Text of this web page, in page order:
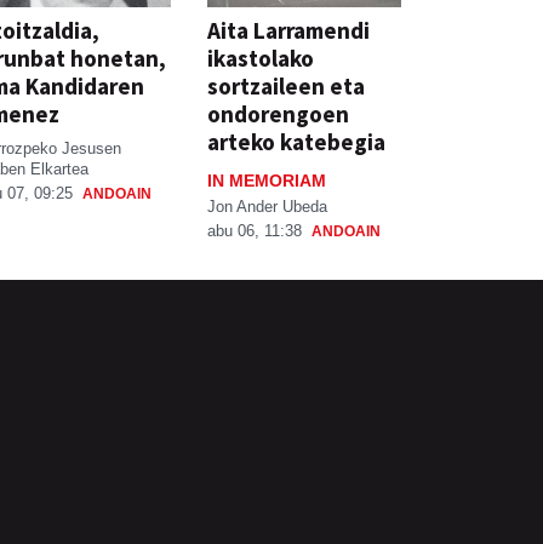
honetan,
Kandidaren
Jesusen
Elkartea
07, 09:25 ANDOAIN
Aita Larramendi
ikastolako
sortzaileen eta
ondorengoen
arteko katebegia
IN MEMORIAM
Jon Ander Ubeda
abu 06, 11:38 ANDOAIN